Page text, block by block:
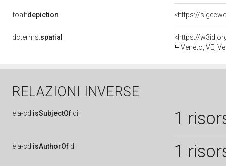
foaf:depiction
dcterms:spatial
<https://
Veneto, VE,
RELAZIONI INVERSE
è a-cd:isSubjectOf di 1
è a-cd:isAuthorOf di 1